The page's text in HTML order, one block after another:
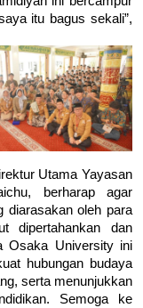
itu bagus sekali”,
Utama Yayasan
berharap agar
diarasakan oleh para
dipertahankan dan
Osaka University ini
hubungan budaya
serta menunjukkan
Semoga ke